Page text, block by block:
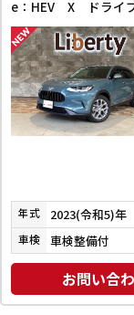
年式 2023(令和5)年
車検 車検整備付
お問い合